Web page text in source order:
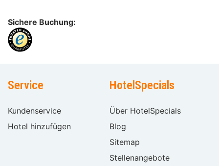
Sichere Buchung:
Service
Kundenservice
Hotel hinzufügen
HotelSpecials
Über HotelSpecials
Blog
Sitemap
Stellenangebote